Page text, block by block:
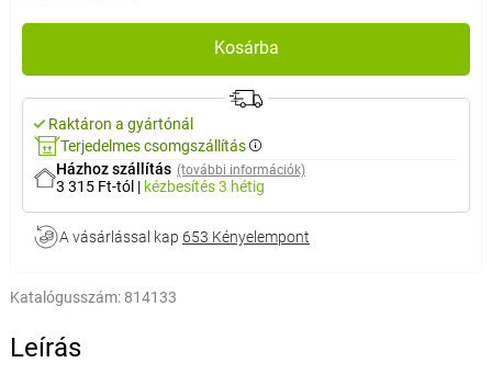
Kosárba
Raktáron a gyártónál
Terjedelmes csomgszállítás
Házhoz szállítás (további információk)
3 315 Ft-tól | kézbesítés3 hétig
A vásárlással kap 653 Kényelempont
Katalógusszám: 814133
Leírás